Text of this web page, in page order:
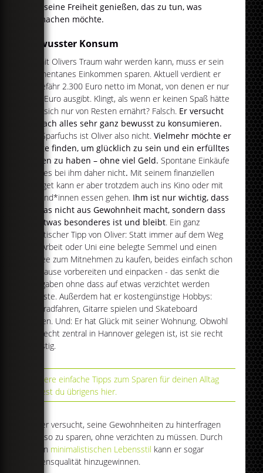
nur seine Freiheit genießen, das zu tun, was
er machen möchte.
Bewusster Konsum
Damit Olivers Traum wahr werden kann, muss er sein
momentanes Einkommen sparen. Aktuell verdient er
ungefähr 2.300 Euro netto im Monat, von denen er nur
800 Euro ausgibt. Klingt, als wenn er keinen Spaß hätte
und sich nur von Resten ernährt? Falsch. Er versucht
einfach alles sehr ganz bewusst zu konsumieren.
Ein Sparfuchs ist Oliver also nicht.Vielmehr möchte er
Wege finden, um glücklich zu sein und ein erfülltes
Leben zu haben – ohne viel Geld. Spontane Einkäufe
gibt es bei ihm daher nicht. Mit seinem finanziellen
Budget kann er aber trotzdem auch ins Kino oder mit
Freund*innen essen gehen. Ihm ist nur wichtig, dass
er das nicht aus Gewohnheit macht, sondern dass
es etwas besonderes ist und bleibt. Ein ganz
praktischer Tipp von Oliver: Statt immer auf dem Weg
zur Arbeit oder Uni eine belegte Semmel und einen
Kaffee zum Mitnehmen zu kaufen, beides einfach schon
zu Hause vorbereiten und einpacken - das senkt die
Ausgaben ohne dass auf etwas verzichtet werden
müsste. Außerdem hat er kostengünstige Hobbys:
Fahrradfahren, Gitarre spielen und Skateboard
fahren. Und: Er hat Glück mit seiner Wohnung. Obwohl
sie recht zentral in Hannover gelegen ist, ist sie recht
günstig.
Weitere einfache Tipps zum Sparen für deinen Alltag
findest du übrigens hier.
Oliver versucht, seine Gewohnheiten zu hinterfragen
und so zu sparen, ohne verzichten zu müssen. Durch
einen minimalistischen Lebensstil kann er sogar
Lebensqualität hinzugewinnen.